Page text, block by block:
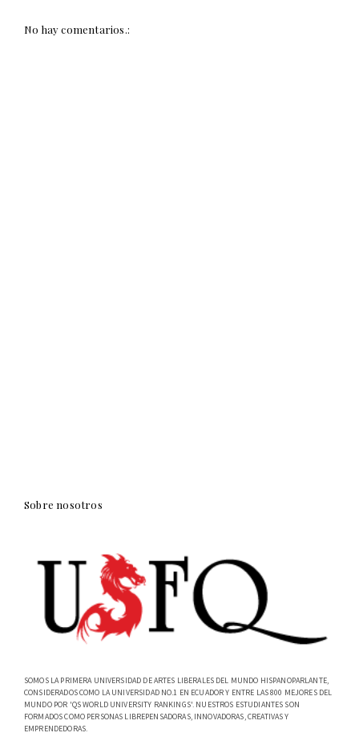
No hay comentarios.:
Sobre nosotros
SOMOS LA PRIMERA UNIVERSIDAD DE ARTES LIBERALES DEL MUNDO HISPANOPARLANTE,
CONSIDERADOS COMO LA UNIVERSIDAD NO.1 EN ECUADOR Y ENTRE LAS 800 MEJORES DEL
MUNDO POR 'QS WORLD UNIVERSITY RANKINGS'. NUESTROS ESTUDIANTES SON
FORMADOS COMO PERSONAS LIBREPENSADORAS, INNOVADORAS, CREATIVAS Y
EMPRENDEDORAS.